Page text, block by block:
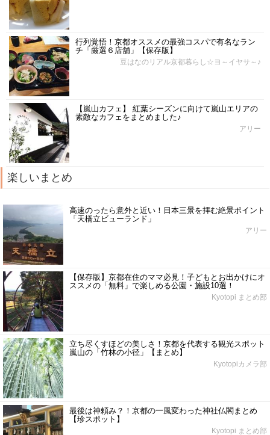
行列覚悟！京都オススメの最強コスパで有名なラン
チ「厳選６店舗」【保存版】
豆はなのリアル京都暮らし☆ヨ～イヤサ～♪
【嵐山カフェ】 紅葉シーズンに向けて嵐山エリアの
素敵なカフェをまとめました♪
アリー
楽しいまとめ
高速のったら意外と近い！日本三景を拝む絶景ポイント
「天橋立ビューランド」
アリー
【保存版】京都在住のママ必見！子どもとお出かけにオ
ススメの「無料」で楽しめる公園・施設10選！
Kyotopi まとめ部
立ち尽くすほどの美しさ！京都を代表する観光スポット
嵐山の「竹林の小径」【まとめ】
Kyotopiカメラ部
最後は神頼み？！京都の一風変わった神社仏閣まとめ
【珍スポット】
Kyotopi まとめ部